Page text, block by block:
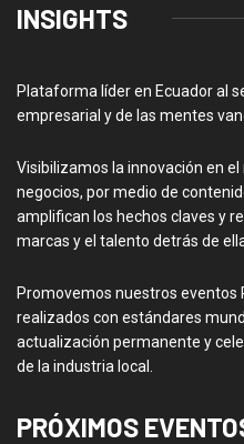
INSIGHTS
Plataforma líder en Ecuador al
empresarial y de las mentes
Visibilizamos la innovación en
negocios, por medio de
amplifican los hechos claves y
marcas y el talento detrás de
Promovemos nuestros eventos
realizados con estándares
actualización permanente y
de la industria local.
PRÓXIMOS